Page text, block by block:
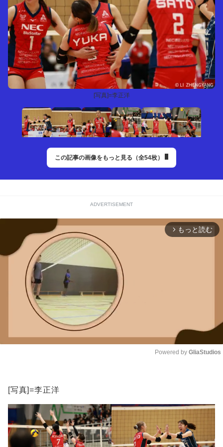
この記事の画像をもっと見る（全54枚）
[写真]=李正洋
ADVERTISEMENT
arrow_forward_ios もっと読む
Powered by GliaStudios
[写真]=李正洋